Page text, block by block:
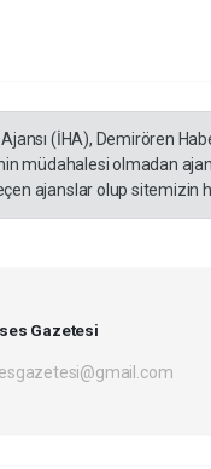
(İHA), Demirören
müdahalesi olmadan
ajanslar olup sitemizin
Gazetesi